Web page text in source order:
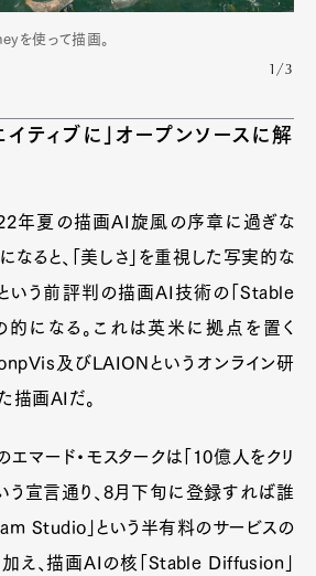
を使って描画。
1/3
イティブに」オープンソースに解
年夏の描画AI旋風の序章に過ぎな
なると、「美しさ」を重視した写実的な
いう前評判の描画AI技術の「Stable
的になる。これは英米に拠点を置く
及びLAIONというオンライン研
描画AIだ。
マード・モスタークは「10億人をクリ
いう宣言通り、8月下旬に登録すれば誰
Studio」という半有料のサービスの
え、描画AIの核「Stable Diffusion」